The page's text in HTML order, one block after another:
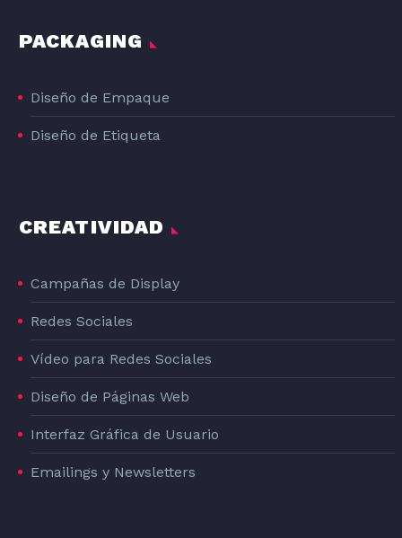
PACKAGING
Diseño de Empaque
Diseño de Etiqueta
CREATIVIDAD
Campañas de Display
Redes Sociales
Vídeo para Redes Sociales
Diseño de Páginas Web
Interfaz Gráfica de Usuario
Emailings y Newsletters